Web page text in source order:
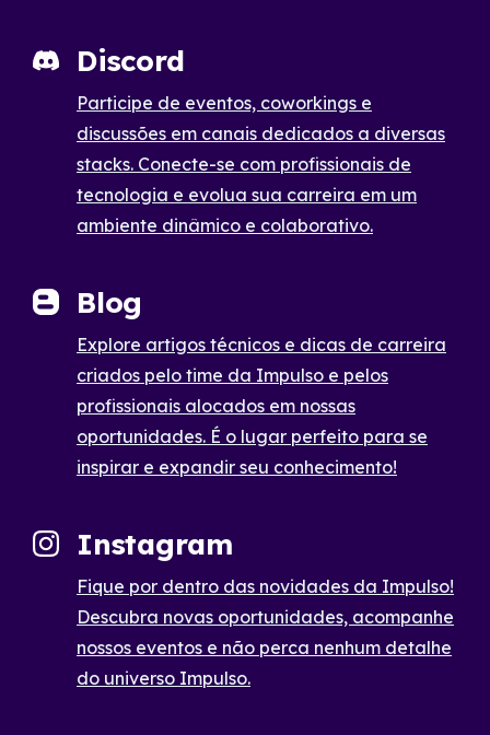
Discord
Participe de eventos, coworkings e
discussões em canais dedicados a diversas
stacks. Conecte-se com profissionais de
tecnologia e evolua sua carreira em um
ambiente dinâmico e colaborativo.
Blog
Explore artigos técnicos e dicas de carreira
criados pelo time da Impulso e pelos
profissionais alocados em nossas
oportunidades. É o lugar perfeito para se
inspirar e expandir seu conhecimento!
Instagram
Fique por dentro das novidades da Impulso!
Descubra novas oportunidades, acompanhe
nossos eventos e não perca nenhum detalhe
do universo Impulso.